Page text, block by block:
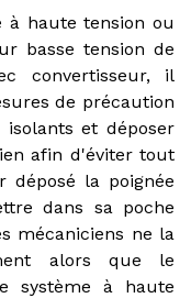
à haute tension ou
basse tension de
convertisseur, il
de précaution
et déposer
afin d'éviter tout
déposé la poignée
dans sa poche
mécaniciens ne la
alors que le
système à haute